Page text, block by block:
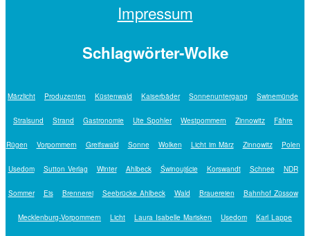
Impressum
Schlagwörter-Wolke
Märzlicht Produzenten Küstenwald Kaiserbäder Sonnenuntergang Swinemünde
Stralsund Strand Gastronomie Ute Spohler Westpommern Zinnowitz Fähre
Rügen Vorpommern Greifswald Sonne Wolken Licht im März Zinnowitz Polen
Usedom Sutton Verlag Winter Ahlbeck Świnoujście Korswandt Schnee NDR
Sommer Eis Brennerei Seebrücke Ahlbeck Wald Brauereien Bahnhof Züssow
Mecklenburg-Vorpommern Licht Laura Isabelle Marisken Usedom Karl Lappe